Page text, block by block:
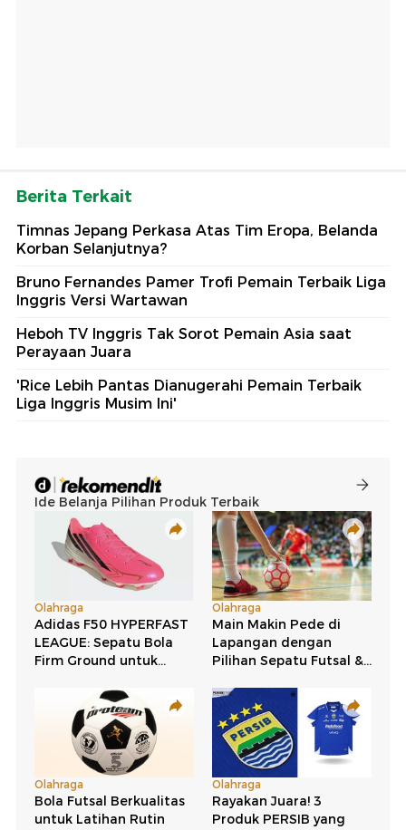
Berita Terkait
Timnas Jepang Perkasa Atas Tim Eropa, Belanda
Korban Selanjutnya?
Bruno Fernandes Pamer Trofi Pemain Terbaik Liga
Inggris Versi Wartawan
Heboh TV Inggris Tak Sorot Pemain Asia saat
Perayaan Juara
'Rice Lebih Pantas Dianugerahi Pemain Terbaik
Liga Inggris Musim Ini'